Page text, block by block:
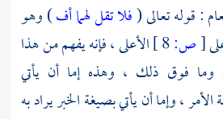
: قوله تعالى (فلا تقل لهما أف) وهو
[ص:
الأعلى ، فإنه يفهم من هذا
وما فوق ذلك ، وهذه إما أن يأتي
، وإما أن يأتي بصيغة الخبر يراد به